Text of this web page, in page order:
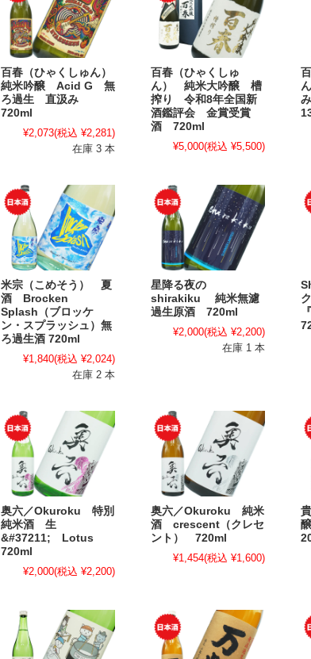
百春（ひゃくしゅん）
純米吟醸 Acid G 無
ろ過生 直汲み
720ml
¥2,073(税込 ¥2,281)
在庫 3 本
百春（ひゃくしゅ
ん） 純米大吟醸 槽
搾り 令和8年全国新
酒鑑評会 金賞受賞
酒 720ml
¥5,000(税込 ¥5,500)
米宗（こめそう） 夏
酒 Brocken
Splash（ブロッケ
ン・スプラッシュ）無
ろ過生酒 720ml
¥1,840(税込 ¥2,024)
在庫 2 本
星降る夜の
shirakiku 純米無濾
過生原酒 720ml
¥2,000(税込 ¥2,200)
在庫 1 本
奥六／Okuroku 特別
純米酒 生
&#37211; Lotus
720ml
¥2,000(税込 ¥2,200)
奥六／Okuroku 純米
酒 crescent（クレセ
ント） 720ml
¥1,454(税込 ¥1,600)